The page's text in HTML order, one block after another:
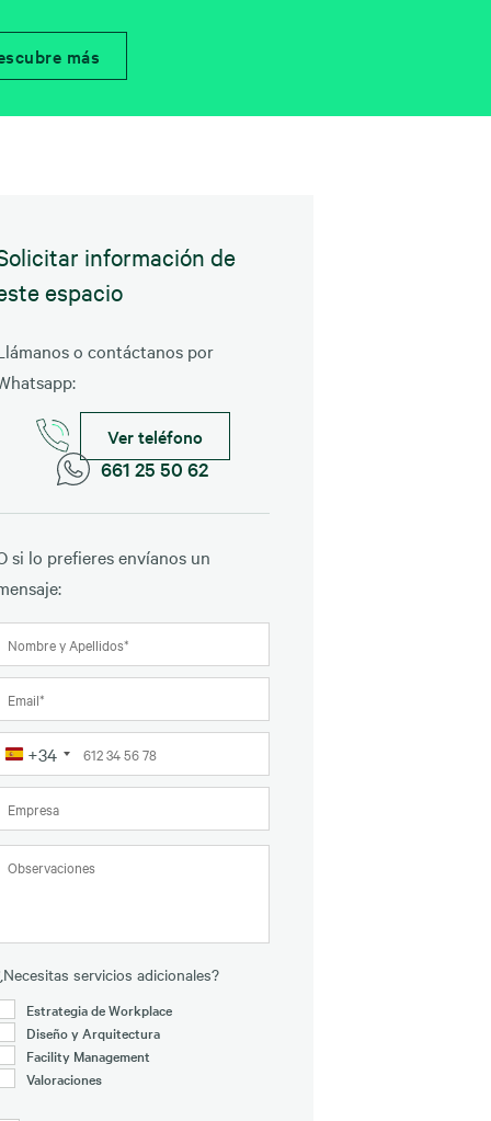
más
información de
espacio
o contáctanos por
Ver teléfono
661 25 50 62
si lo prefieres envíanos un
España
+34
+34
servicios adicionales?
Estrategia de Workplace
Diseño y Arquitectura
Facility Management
Valoraciones